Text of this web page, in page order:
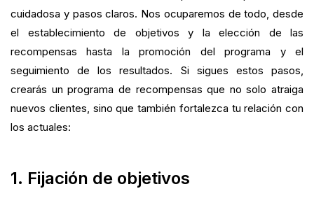
cuidadosa y pasos claros. Nos ocuparemos de todo, desde
el establecimiento de objetivos y la elección de las
recompensas hasta la promoción del programa y el
seguimiento de los resultados. Si sigues estos pasos,
crearás un programa de recompensas que no solo atraiga
nuevos clientes, sino que también fortalezca tu relación con
los actuales:
1. Fijación de objetivos